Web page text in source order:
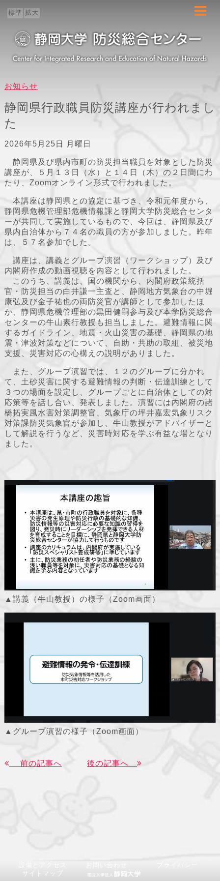
標準 拡大
センター概要
お知らせ
静岡県行政職員防災講座が行われまし
た
2026年5月25日 月曜日
静岡県及び県内市町の防災担当職員を対象とした防災
講座が、５月１３日（水）と１４日（木）の２日間にわ
たり、Zoomオンライン形式で行われました。
本講座は静岡県との協定に基づき、令和元年度から、
静岡県危機管理部危機情報課と静岡大学防災総合センタ
ーが共同して実施しているもので、今回は、静岡県及び
県内自治体から７４名の職員の方が参加しました。昨年
は、５７名参加でした。
講座は、講義とグループ演習（ワークショップ）及び
内閣府作成の動画視聴を内容として行われました。
このうち、講義は、国の機関から、内閣府政策統括
官・防災担当の白井謙一主査と、静岡地方気象台の中堀
康弘及び金子祐也の両防災官が講師として参加したほ
か、静岡県危機管理部の黒田健嗣参与及び本学防災総合
センターの牛山素行教授も担当しました。避難情報に関
するガイドライン、地震・火山災害の基礎、静岡県の地
震・津波対策などについて、自助・共助の取組、被災地
支援、災害対応の心構えの説明がありました。
また、グループ演習では、１２のグループに分かれ
て、土砂災害に関する避難情報の判断・伝達訓練として
３つの場面を設定し、グループごとに自治体としての対
応策等を話し合い、発表しました。演習には内閣府の諸
橋拓実風水害対策調整官、気象庁の坪井嘉宏気象リスク
対策課防災気象官が参加し、牛山教授がアドバイザーと
して解説を行うなど、災害時対応を学ぶ有益な場となり
ました。
▲講義（牛山教授）の様子（Zoom画面）
▲グループ演習の様子（Zoom画面）
前の記事へ 後の記事へ
サイトマップ